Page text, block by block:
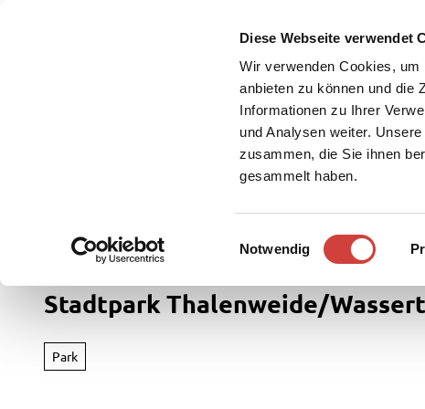
Diese Webseite verwendet
Wir verwenden Cookies,
anbieten zu können und die
Informationen zu Ihrer
und Analysen weiter.
zusammen, die Sie ihnen
gesammelt haben.
i
w
Notwendig Rad
&
Aktiv
Stadtpark Thalenweide/
Park